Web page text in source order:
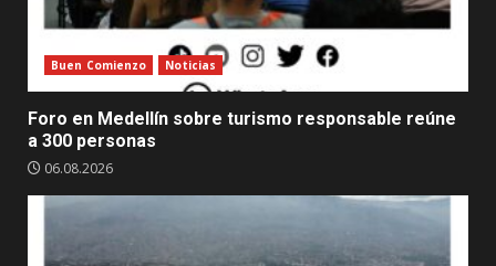
Buen Comienzo Noticias
Foro en Medellín sobre turismo responsable reúne
a 300 personas
06.08.2026